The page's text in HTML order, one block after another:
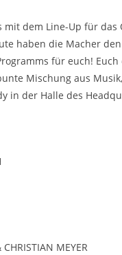
mit dem Line-Up für das
haben die Macher
für euch!
Mischung aus
in der Halle des
CHRISTIAN MEYER